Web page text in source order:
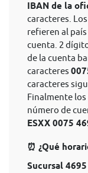
IBAN de la
caracteres.
refieren al país
cuenta. 2
de la cuenta
caracteres
caracteres
Finalmente
número de
ESXX 0075
⏰ ¿Qué
Sucursal